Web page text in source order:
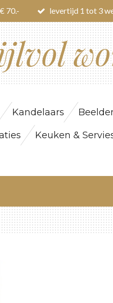
70.- levertijd 1 tot 3
Kandelaars
Keuken &